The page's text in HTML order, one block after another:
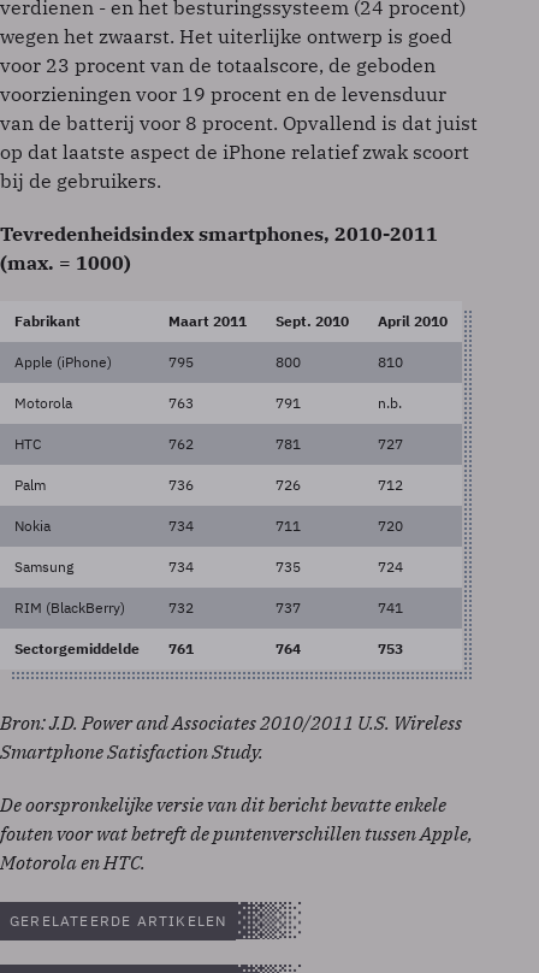
verdienen - en het besturingssysteem (24 procent)
wegen het zwaarst. Het uiterlijke ontwerp is goed
voor 23 procent van de totaalscore, de geboden
voorzieningen voor 19 procent en de levensduur
van de batterij voor 8 procent. Opvallend is dat juist
op dat laatste aspect de iPhone relatief zwak scoort
bij de gebruikers.
Tevredenheidsindex smartphones, 2010-2011
(max. = 1000)
Fabrikant Maart 2011 Sept. 2010 April 2010
Apple (iPhone) 795 800 810
Motorola 763 791 n.b.
HTC 762 781 727
Palm 736 726 712
Nokia 734 711 720
Samsung 734 735 724
RIM (BlackBerry) 732 737 741
Sectorgemiddelde 761 764 753
Bron: J.D. Power and Associates 2010/2011 U.S. Wireless
Smartphone Satisfaction Study.
De oorspronkelijke versie van dit bericht bevatte enkele
fouten voor wat betreft de puntenverschillen tussen Apple,
Motorola en HTC.
GERELATEERDE ARTIKELEN